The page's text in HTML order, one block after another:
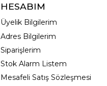
HESABIM
Üyelik Bilgilerim
Adres Bilgilerim
Siparişlerim
Stok Alarm Listem
Mesafeli Satış Sözleşmesi